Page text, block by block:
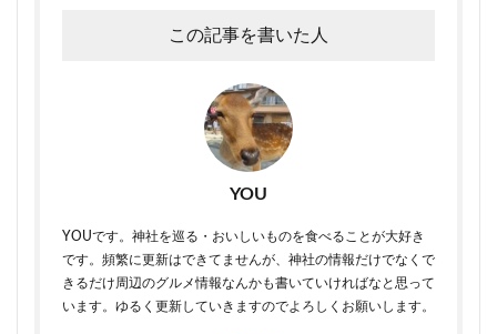
この記事を書いた人
YOU
YOUです。神社を巡る・おいしいものを食べることが大好き
です。頻繁に更新はできてませんが、神社の情報だけでなくで
きるだけ周辺のグルメ情報なんかも書いていければなと思って
います。ゆるく更新していきますのでよろしくお願いします。